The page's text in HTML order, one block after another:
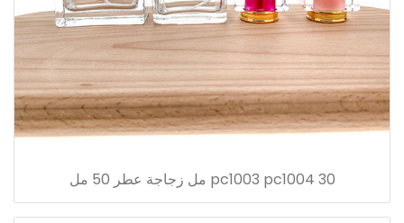
pc1003 pc1004 30 مل زجاجة عطر 50 مل